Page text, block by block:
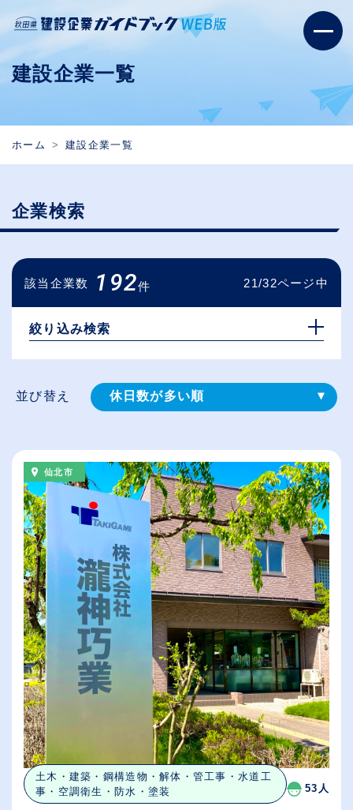
建設企業一覧
ホーム 建設企業一覧
企業検索
該当企業数 192件 21/32ページ中
絞り込み検索
並び替え 休日数が多い順
給与が高い順
（⾼卒の給与を基準）
従業員が多い順
仙北市
土木・建築・鋼構造物・解体・管工事・水道工
事・空調衛生・防水・塗装
53人